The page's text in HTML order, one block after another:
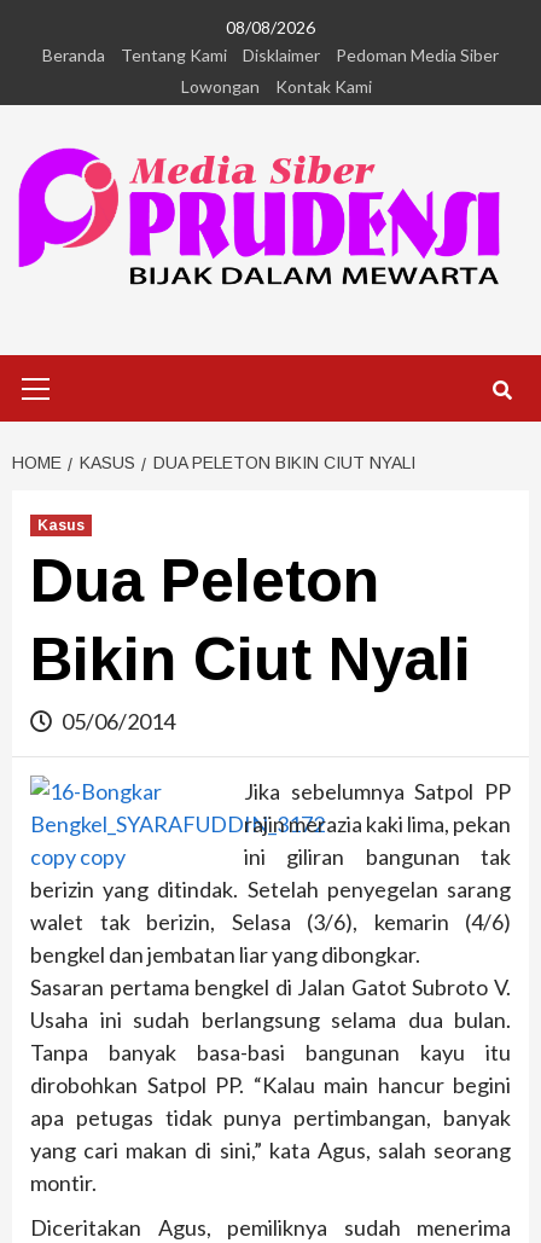
08/08/2026
Beranda
Tentang Kami Disklaimer
Pedoman Media Siber
Lowongan
Kontak Kami
HOME KASUS DUA PELETON BIKIN CIUT NYALI
Kasus
Dua Peleton
Bikin Ciut Nyali
05/06/2014
Jika sebelumnya Satpol PP
rajin merazia kaki lima, pekan
ini giliran bangunan tak
berizin yang ditindak. Setelah penyegelan sarang
walet tak berizin, Selasa (3/6), kemarin (4/6)
bengkel dan jembatan liar yang dibongkar.
Sasaran pertama bengkel di Jalan Gatot Subroto V.
Usaha ini sudah berlangsung selama dua bulan.
Tanpa banyak basa-basi bangunan kayu itu
dirobohkan Satpol PP. “Kalau main hancur begini
apa petugas tidak punya pertimbangan, banyak
yang cari makan di sini,” kata Agus, salah seorang
montir.
Diceritakan Agus, pemiliknya sudah menerima